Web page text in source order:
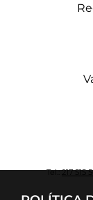
Tel.:217 515